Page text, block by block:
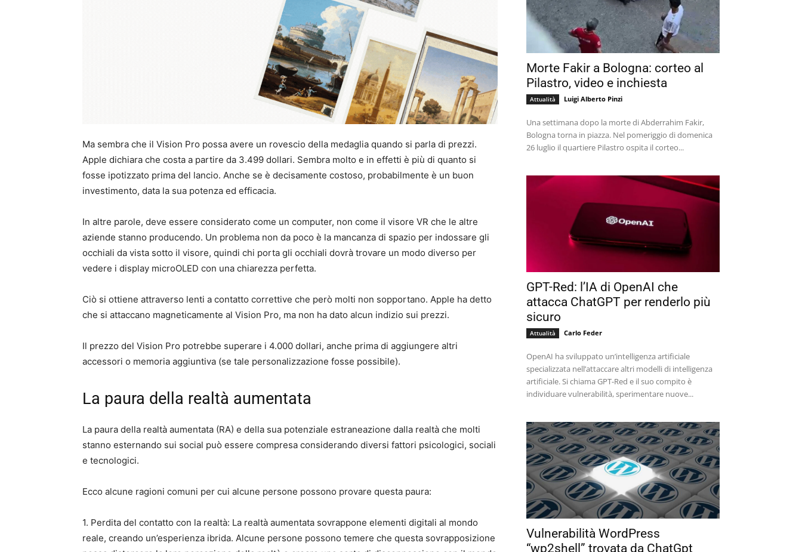
Ma sembra che il Vision Pro possa avere un rovescio della medaglia quando si parla di prezzi.
Apple dichiara che costa a partire da 3.499 dollari. Sembra molto e in effetti è più di quanto si
fosse ipotizzato prima del lancio. Anche se è decisamente costoso, probabilmente è un buon
investimento, data la sua potenza ed efficacia.
In altre parole, deve essere considerato come un computer, non come il visore VR che le altre
aziende stanno producendo. Un problema non da poco è la mancanza di spazio per indossare gli
occhiali da vista sotto il visore, quindi chi porta gli occhiali dovrà trovare un modo diverso per
vedere i display microOLED con una chiarezza perfetta.
Ciò si ottiene attraverso lenti a contatto correttive che però molti non sopportano. Apple ha detto
che si attaccano magneticamente al Vision Pro, ma non ha dato alcun indizio sui prezzi.
Il prezzo del Vision Pro potrebbe superare i 4.000 dollari, anche prima di aggiungere altri
accessori o memoria aggiuntiva (se tale personalizzazione fosse possibile).
La paura della realtà aumentata
La paura della realtà aumentata (RA) e della sua potenziale estraneazione dalla realtà che molti
stanno esternando sui social può essere compresa considerando diversi fattori psicologici, sociali
e tecnologici.
Ecco alcune ragioni comuni per cui alcune persone possono provare questa paura:
1. Perdita del contatto con la realtà: La realtà aumentata sovrappone elementi digitali al mondo
reale, creando un’esperienza ibrida. Alcune persone possono temere che questa sovrapposizione
Morte Fakir a Bologna: corteo al
Pilastro, video e inchiesta
Attualità Luigi Alberto Pinzi
Una settimana dopo la morte di Abderrahim Fakir,
Bologna torna in piazza. Nel pomeriggio di domenica
26 luglio il quartiere Pilastro ospita il corteo...
GPT-Red: l’IA di OpenAI che
attacca ChatGPT per renderlo più
sicuro
Attualità Carlo Feder
OpenAI ha sviluppato un’intelligenza artificiale
specializzata nell’attaccare altri modelli di intelligenza
artificiale. Si chiama GPT-Red e il suo compito è
individuare vulnerabilità, sperimentare nuove...
Vulnerabilità WordPress
“wp2shell” trovata da ChatGpt